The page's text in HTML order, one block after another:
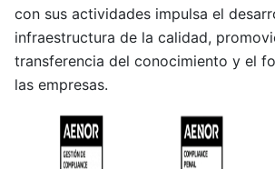
con sus actividades impulsa el
infraestructura de la calidad,
transferencia del conocimiento y el
las empresas.